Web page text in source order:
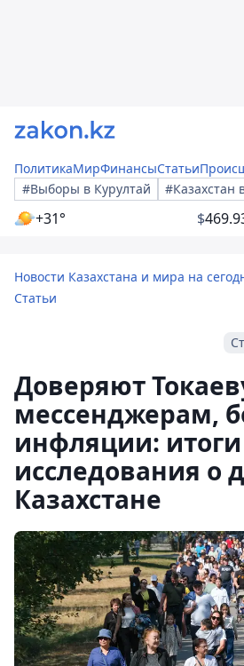
ПолитикаМирФинансыСтатьи
#Выборы в Курултай
#Казахстан
+31° $
Новости Казахстана и мира на
Статьи
Доверяют
мессенджерам,
инфляции: итоги
исследования о
Казахстане